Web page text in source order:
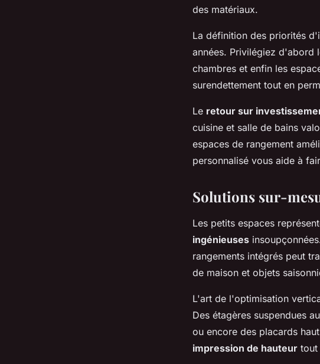
des matériaux.
La définition des priorités
années. Privilégiez d'abord
chambres et enfin les
surendettement tout en
Le retour sur
cuisine et salle de bains
espaces de rangement
personnalisé vous aide à
Solutions sur-
Les petits espaces
ingénieuses
rangements intégrés peut
de maison et objets
L'art de l'optimisation
Des étagères suspendues
ou encore des placards
impression de hauteur tout